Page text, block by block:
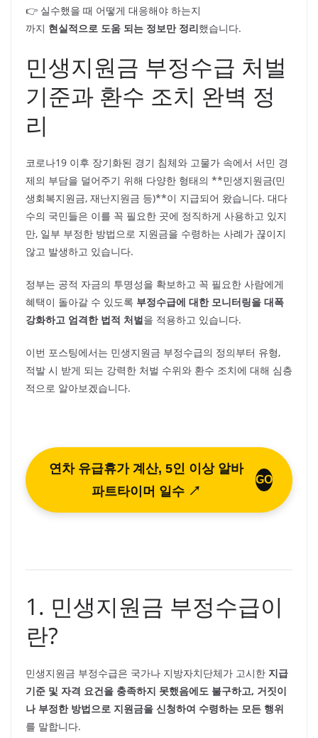
👉 실수했을 때 어떻게 대응해야 하는지
까지 현실적으로 도움 되는 정보만 정리했습니다.
민생지원금 부정수급 처벌
기준과 환수 조치 완벽 정
리
코로나19 이후 장기화된 경기 침체와 고물가 속에서 서민 경
제의 부담을 덜어주기 위해 다양한 형태의 **민생지원금(민
생회복지원금, 재난지원금 등)**이 지급되어 왔습니다. 대다
수의 국민들은 이를 꼭 필요한 곳에 정직하게 사용하고 있지
만, 일부 부정한 방법으로 지원금을 수령하는 사례가 끊이지
않고 발생하고 있습니다.
정부는 공적 자금의 투명성을 확보하고 꼭 필요한 사람에게
혜택이 돌아갈 수 있도록 부정수급에 대한 모니터링을 대폭
강화하고 엄격한 법적 처벌을 적용하고 있습니다.
이번 포스팅에서는 민생지원금 부정수급의 정의부터 유형,
적발 시 받게 되는 강력한 처벌 수위와 환수 조치에 대해 심층
적으로 알아보겠습니다.
연차 유급휴가 계산, 5인 이상 알바
파트타이머 일수 ↗
GO
1. 민생지원금 부정수급이
란?
민생지원금 부정수급은 국가나 지방자치단체가 고시한 지급
기준 및 자격 요건을 충족하지 못했음에도 불구하고, 거짓이
나 부정한 방법으로 지원금을 신청하여 수령하는 모든 행위
를 말합니다.